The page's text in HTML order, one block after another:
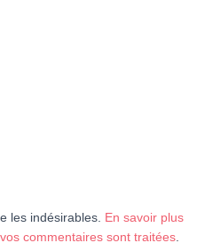
les indésirables. En savoir plus
commentaires sont traitées